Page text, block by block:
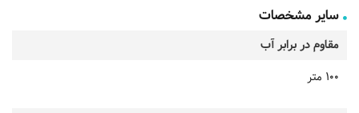
سایر مشخصات
مقاوم در برابر آب
100 متر